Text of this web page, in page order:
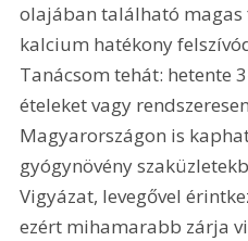
olajában található magas
kalcium hatékony
Tanácsom tehát: hetente
ételeket vagy
Magyarországon is
gyógynövény
Vigyázat, levegővel
ezért mihamarabb zárja